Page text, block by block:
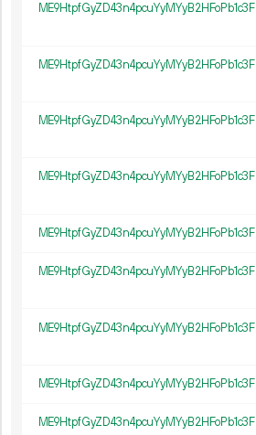
ME9HtpfGyZD43n4pcuYyMYyB2HFoPb1c3F
ME9HtpfGyZD43n4pcuYyMYyB2HFoPb1c3F
ME9HtpfGyZD43n4pcuYyMYyB2HFoPb1c3F
ME9HtpfGyZD43n4pcuYyMYyB2HFoPb1c3F
ME9HtpfGyZD43n4pcuYyMYyB2HFoPb1c3F
ME9HtpfGyZD43n4pcuYyMYyB2HFoPb1c3F
ME9HtpfGyZD43n4pcuYyMYyB2HFoPb1c3F
ME9HtpfGyZD43n4pcuYyMYyB2HFoPb1c3F
ME9HtpfGyZD43n4pcuYyMYyB2HFoPb1c3F